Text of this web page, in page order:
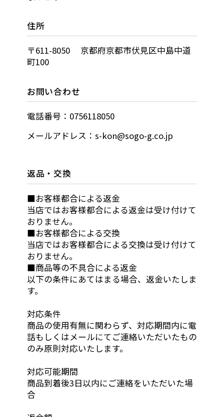
住所
〒611-8050 京都府京都市伏見区中島中道
町100
お問い合わせ
電話番号：0756118050
メールアドレス：s-kon@sogo-g.co.jp
返品・交換
■お客様都合による返金
当店ではお客様都合による返金は受け付けて
おりません。
■お客様都合による交換
当店ではお客様都合による交換は受け付けて
おりません。
■商品等の不具合による返金
以下の条件にあてはまる場合、返金いたしま
す。
対応条件
商品の使用有無に関わらず、対応期間内に電
話もしくはメールにてご連絡いただいたもの
のみ原則対応いたします。
対応可能期間
商品到着後3日以内にご連絡をいただいた場
合